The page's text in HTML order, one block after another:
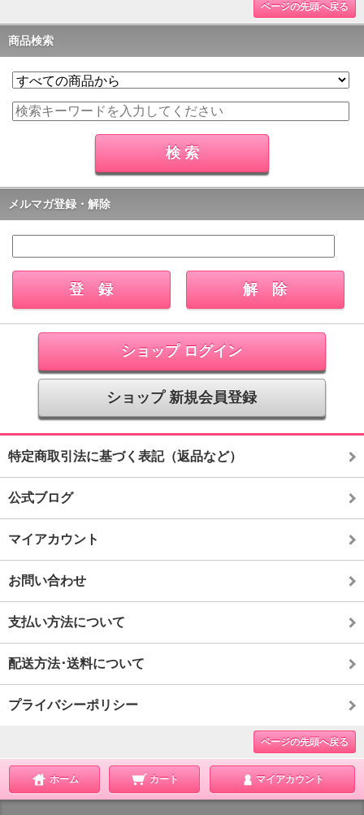
ページの先頭へ戻る
商品検索
メルマガ登録・解除
ショップ ログイン
ショップ 新規会員登録
特定商取引法に基づく表記（返品など）
公式ブログ
マイアカウント
お問い合わせ
支払い方法について
配送方法･送料について
プライバシーポリシー
ページの先頭へ戻る
ホーム カート マイアカウント